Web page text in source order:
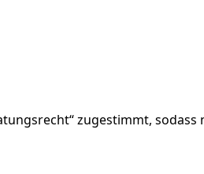
zugestimmt,